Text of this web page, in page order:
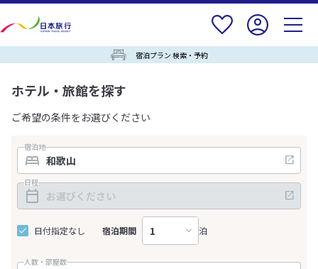
宿泊プラン 検索・予約
ホテル・旅館を探す
ご希望の条件をお選びください
宿泊地
日程
日付指定なし 宿泊期間 泊
人数・部屋数